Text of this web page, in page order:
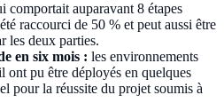
comportait auparavant 8 étapes
raccourci de 50 % et peut aussi être
les deux parties.
en six mois : les environnements
ont pu être déployés en quelques
pour la réussite du projet soumis à